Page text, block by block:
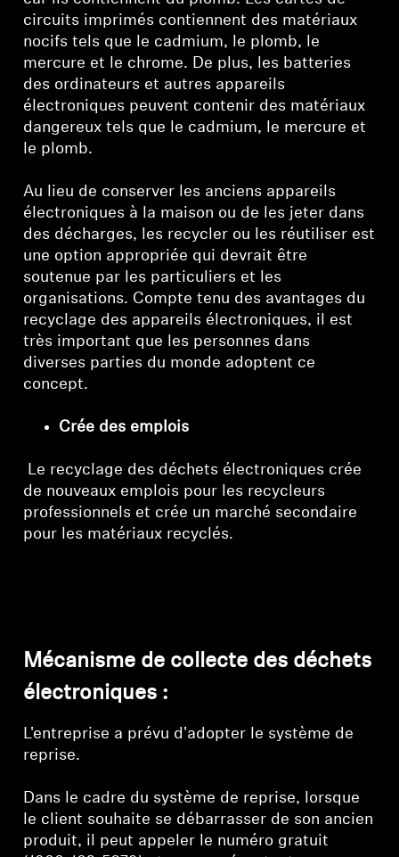
circuits imprimés contiennent des matériaux
nocifs tels que le cadmium, le plomb, le
mercure et le chrome. De plus, les batteries
des ordinateurs et autres appareils
électroniques peuvent contenir des matériaux
dangereux tels que le cadmium, le mercure et
le plomb.
Au lieu de conserver les anciens appareils
électroniques à la maison ou de les jeter dans
des décharges, les recycler ou les réutiliser est
une option appropriée qui devrait être
soutenue par les particuliers et les
organisations. Compte tenu des avantages du
recyclage des appareils électroniques, il est
très important que les personnes dans
diverses parties du monde adoptent ce
concept.
Crée des emplois
Le recyclage des déchets électroniques crée
de nouveaux emplois pour les recycleurs
professionnels et crée un marché secondaire
pour les matériaux recyclés.
Mécanisme de collecte des déchets
électroniques :
L'entreprise a prévu d'adopter le système de
reprise.
Dans le cadre du système de reprise, lorsque
le client souhaite se débarrasser de son ancien
produit, il peut appeler le numéro gratuit